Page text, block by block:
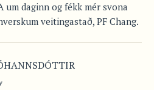
um daginn og fékk mér svona
veitingastað, PF Chang.